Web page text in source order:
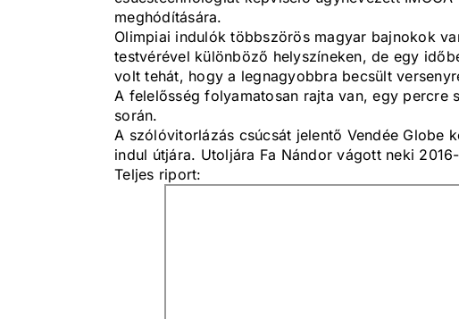
meghódítására.
Olimpiai indulók többszörös magyar bajnokok
testvérével különböző helyszíneken, de egy
volt tehát, hogy a legnagyobbra becsült
A felelősség folyamatosan rajta van, egy
során.
A szólóvitorlázás csúcsát jelentő Vendée Globe
indul útjára. Utoljára Fa Nándor vágott neki
Teljes riport: